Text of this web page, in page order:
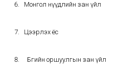
Монгол нүүдлийн зан үйл
Цээрлэх ёс
Бөөгийн оршуулгын зан үйл